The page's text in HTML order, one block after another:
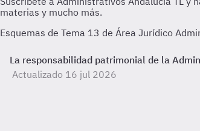
Esquemas de Tema 13 de Área Jurídico
La responsabilidad patrimonial de la
Actualizado 16 jul 2026